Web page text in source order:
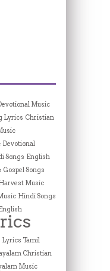
Music
Lyrics Christian
Devotional
Songs English
Gospel Songs
Music
Hindi Songs
Lyrics Tamil
Christian
Music